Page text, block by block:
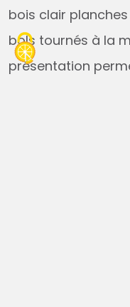
bois clair
bols tournés à la
présentation